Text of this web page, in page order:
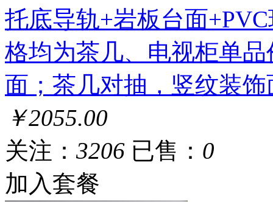
托底导轨+岩板台面
格均为茶几、电视柜单
面；茶几对抽，竖纹装饰
￥2055.00
关注： 3206 已售： 0
加入套餐